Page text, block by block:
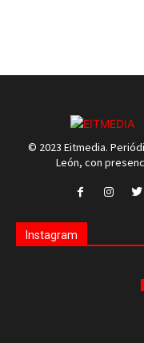
© 2023 Eitmedia.
León, con
Instagram